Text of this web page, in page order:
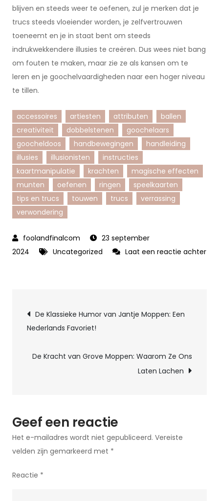
blijven en steeds weer te oefenen, zul je merken dat je
trucs steeds vloeiender worden, je zelfvertrouwen
toeneemt en je in staat bent om steeds
indrukwekkendere illusies te creëren. Dus wees niet bang
om fouten te maken, maar zie ze als kansen om te
leren en je goochelvaardigheden naar een hoger niveau
te tillen.
accessoires artiesten attributen
ballen
creativiteit
dobbelstenen
goochelaars
goocheldoos
handbewegingen
handleiding
illusies
illusionisten
instructies
kaartmanipulatie
krachten
magische effecten
munten
oefenen ringen
speelkaarten
tips en trucs
touwen trucs
verrassing
verwondering
23 september
2024
Uncategorized
Laat een reactie achter
Ontdek
handbereik
Berichtnavigatie
De Klassieke Humor van Jantje Moppen: Een
Nederlands Favoriet!
De Kracht van Grove Moppen: Waarom Ze Ons
Laten Lachen
Geef een reactie
Het e-mailadres wordt niet gepubliceerd. Vereiste
velden zijn gemarkeerd met *
Reactie *